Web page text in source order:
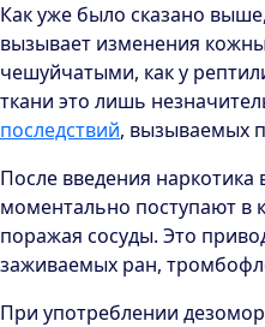
Как уже было сказано
вызывает изменения
чешуйчатыми, как у
ткани это лишь
последствий, вызываемых
После введения
моментально поступают в
поражая сосуды. Это
заживаемых ран,
При употреблении